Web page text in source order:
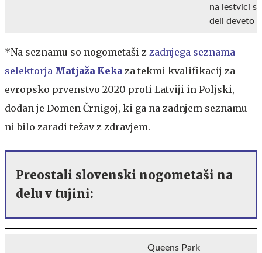
na lestvici
deli deveto
*Na seznamu so nogometaši z zadnjega seznama
selektorja Matjaža Keka za tekmi kvalifikacij za
evropsko prvenstvo 2020 proti Latviji in Poljski,
dodan je Domen Črnigoj, ki ga na zadnjem seznamu
ni bilo zaradi težav z zdravjem.
Preostali slovenski nogometaši na
delu v tujini:
Queens Park